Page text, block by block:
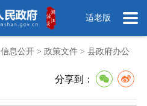
适老版
信息公开 > 政策文件 > 县政府办公
分享到：